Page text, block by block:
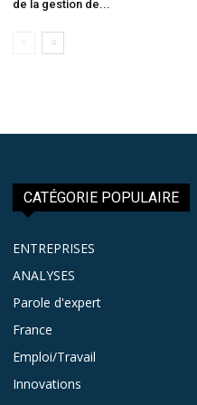
de la gestion de...
CATÉGORIE POPULAIRE
ENTREPRISES
ANALYSES
Parole d'expert
France
Emploi/Travail
Innovations